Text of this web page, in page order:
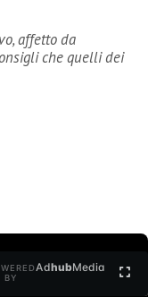
affetto da
che quelli dei
BY
AdhubMedia